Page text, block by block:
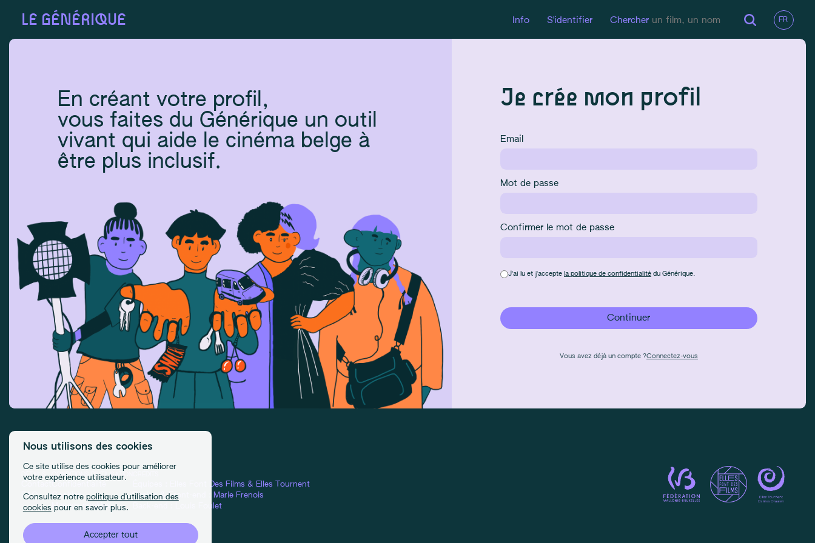
LE GÉNÉRIQUE Info S'identifier Chercher
En créant votre profil,
vous faites du Générique un outil
vivant qui aide le cinéma belge à
être plus inclusif.
Je crée mon profil
Email
Mot de passe
Confirmer le mot de passe
J'ai lu et j'accepte la politique de confidentialité du Générique.
Continuer
Vous avez déjà un compte ?Connectez-vous
DÉTAILS
FAQ
CONDITIONS D'UTILISATION
Confidentialité
Cookies
Manage cookies
Elles Font Des Films & Elles Tournent
Design & Front-end :
Marie Frenois
Back-end : Louis Foulet
Nous utilisons des cookies
Ce site utilise des cookies pour améliorer
votre expérience utilisateur.
Consultez notre politique d'utilisation des
cookies pour en savoir plus.
Accepter tout